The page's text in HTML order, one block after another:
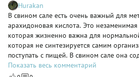
Hurakan
В свином сале есть очень важный для
арахидоновая кислота. Это
которая жизненно важна для
которая не синтезируется самим
поступать с пищей. В свином сале она
значительных количествах (до 2%) по
продуктами. Так что, когда до
Показать весь комментарий